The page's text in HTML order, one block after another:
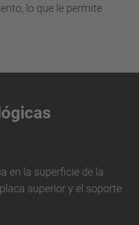
lo que le permite
en la superficie de la
superior y el soporte